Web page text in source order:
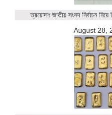
ত্রয়োদশ জাতীয় সংসদ নির্বাচন
August 28,